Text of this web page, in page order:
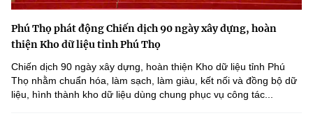
Phú Thọ phát động Chiến dịch 90 ngày xây dựng, hoàn
thiện Kho dữ liệu tỉnh Phú Thọ
Chiến dịch 90 ngày xây dựng, hoàn thiện Kho dữ liệu tỉnh Phú
Thọ nhằm chuẩn hóa, làm sạch, làm giàu, kết nối và đồng bộ dữ
liệu, hình thành kho dữ liệu dùng chung phục vụ công tác...